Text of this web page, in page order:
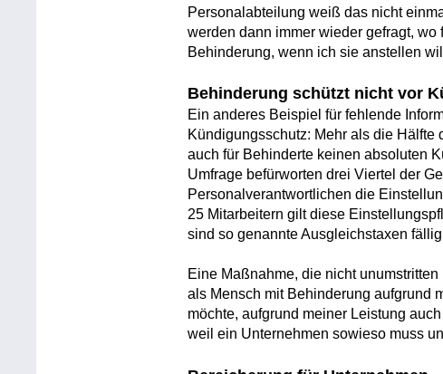
Personalabteilung weiß das nicht
werden dann immer wieder gefragt,
Behinderung, wenn ich sie anstellen
Behinderung schützt nicht vor
Ein anderes Beispiel für fehlende
Kündigungsschutz: Mehr als die
auch für Behinderte keinen absoluten
Umfrage befürworten drei Viertel der
Personalverantwortlichen die
25 Mitarbeitern gilt diese
sind so genannte Ausgleichstaxen
Eine Maßnahme, die nicht
als Mensch mit Behinderung aufgrund
möchte, aufgrund meiner Leistung
weil ein Unternehmen sowieso muss